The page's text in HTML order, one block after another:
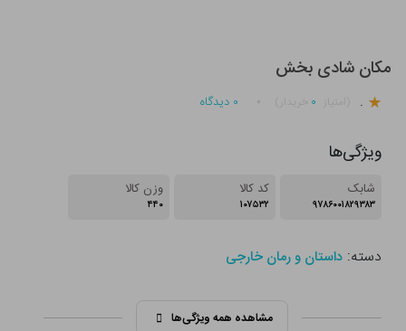
مکان شادی بخش
. ۰ ۰ دیدگاه
ویژگی‌ها
شابک
۹۷۸۶۰۰۱۸۲۹۳۸۳
کد کالا
۱۰۷۵۳۲
وزن کالا
۴۴۰
دسته:داستان و رمان خارجی
مشاهده همه ویژگی‌ها